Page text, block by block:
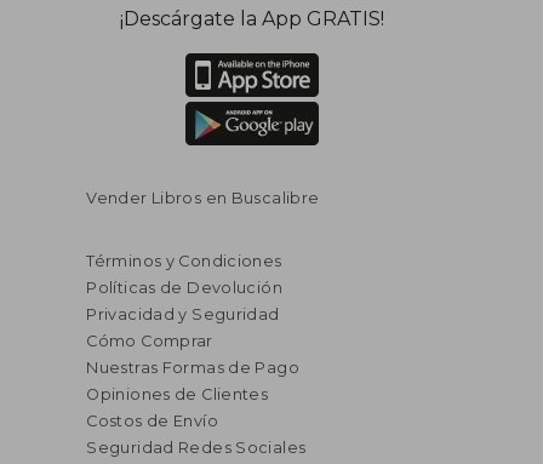
¡Descárgate la App GRATIS!
Vender Libros en Buscalibre
Términos y Condiciones
Políticas de Devolución
Privacidad y Seguridad
Cómo Comprar
Nuestras Formas de Pago
Opiniones de Clientes
Costos de Envío
Seguridad Redes Sociales